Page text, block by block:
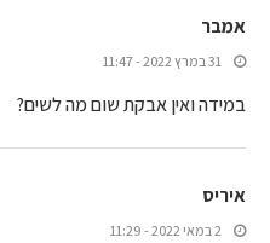
אמבר
31 במרץ 2022 - 11:47
במידה ואין אבקת שום מה לשים?
איריס
2 במאי 2022 - 11:29